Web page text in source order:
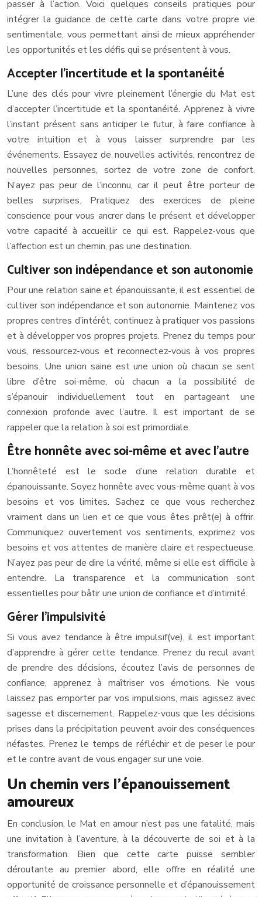
passer à l’action. Voici quelques conseils pratiques pour
intégrer la guidance de cette carte dans votre propre vie
sentimentale, vous permettant ainsi de mieux appréhender
les opportunités et les défis qui se présentent à vous.
Accepter l’incertitude et la spontanéité
L’une des clés pour vivre pleinement l’énergie du Mat est
d’accepter l’incertitude et la spontanéité. Apprenez à vivre
l’instant présent sans anticiper le futur, à faire confiance à
votre intuition et à vous laisser surprendre par les
événements. Essayez de nouvelles activités, rencontrez de
nouvelles personnes, sortez de votre zone de confort.
N’ayez pas peur de l’inconnu, car il peut être porteur de
belles surprises. Pratiquez des exercices de pleine
conscience pour vous ancrer dans le présent et développer
votre capacité à accueillir ce qui est. Rappelez-vous que
l’affection est un chemin, pas une destination.
Cultiver son indépendance et son autonomie
Pour une relation saine et épanouissante, il est essentiel de
cultiver son indépendance et son autonomie. Maintenez vos
propres centres d’intérêt, continuez à pratiquer vos passions
et à développer vos propres projets. Prenez du temps pour
vous, ressourcez-vous et reconnectez-vous à vos propres
besoins. Une union saine est une union où chacun se sent
libre d’être soi-même, où chacun a la possibilité de
s’épanouir individuellement tout en partageant une
connexion profonde avec l’autre. Il est important de se
rappeler que la relation à soi est primordiale.
Être honnête avec soi-même et avec l’autre
L’honnêteté est le socle d’une relation durable et
épanouissante. Soyez honnête avec vous-même quant à vos
besoins et vos limites. Sachez ce que vous recherchez
vraiment dans un lien et ce que vous êtes prêt(e) à offrir.
Communiquez ouvertement vos sentiments, exprimez vos
besoins et vos attentes de manière claire et respectueuse.
N’ayez pas peur de dire la vérité, même si elle est difficile à
entendre. La transparence et la communication sont
essentielles pour bâtir une union de confiance et d’intimité.
Gérer l’impulsivité
Si vous avez tendance à être impulsif(ve), il est important
d’apprendre à gérer cette tendance. Prenez du recul avant
de prendre des décisions, écoutez l’avis de personnes de
confiance, apprenez à maîtriser vos émotions. Ne vous
laissez pas emporter par vos impulsions, mais agissez avec
sagesse et discernement. Rappelez-vous que les décisions
prises dans la précipitation peuvent avoir des conséquences
néfastes. Prenez le temps de réfléchir et de peser le pour
et le contre avant de vous engager sur une voie.
Un chemin vers l’épanouissement
amoureux
En conclusion, le Mat en amour n’est pas une fatalité, mais
une invitation à l’aventure, à la découverte de soi et à la
transformation. Bien que cette carte puisse sembler
déroutante au premier abord, elle offre en réalité une
opportunité de croissance personnelle et d’épanouissement